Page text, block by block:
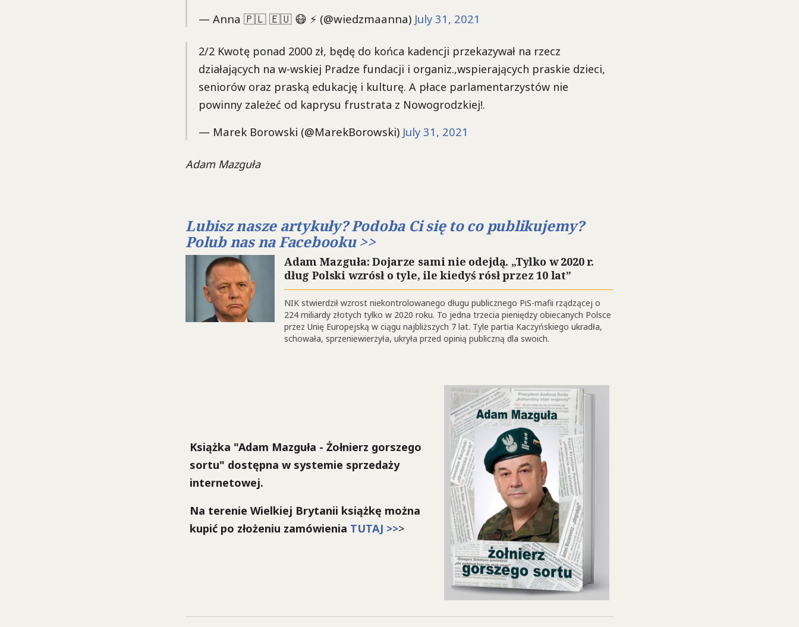
— Anna 🇵🇱 🇪🇺 😷 ⚡ (@wiedzmaanna) July 31, 2021
2/2 Kwotę ponad 2000 zł, będę do końca kadencji przekazywał na rzecz
działających na w-wskiej Pradze fundacji i organiz.,wspierających praskie dzieci,
seniorów oraz praską edukację i kulturę. A płace parlamentarzystów nie
powinny zależeć od kaprysu frustrata z Nowogrodzkiej!.
— Marek Borowski (@MarekBorowski) July 31, 2021
Adam Mazguła
Lubisz nasze artykuły? Podoba Ci się to co publikujemy?
Polub nas na Facebooku >>
Adam Mazguła: Dojarze sami nie odejdą. „Tylko w 2020 r.
dług Polski wzrósł o tyle, ile kiedyś rósł przez 10 lat”
NIK stwierdził wzrost niekontrolowanego długu publicznego PiS-mafii rządzącej o
224 miliardy złotych tylko w 2020 roku. To jedna trzecia pieniędzy obiecanych Polsce
przez Unię Europejską w ciągu najbliższych 7 lat. Tyle partia Kaczyńskiego ukradła,
schowała, sprzeniewierzyła, ukryła przed opinią publiczną dla swoich.
Książka "Adam Mazguła - Żołnierz gorszego
sortu" dostępna w systemie sprzedaży
internetowej.
Na terenie Wielkiej Brytanii książkę można
kupić po złożeniu zamówienia TUTAJ >>>